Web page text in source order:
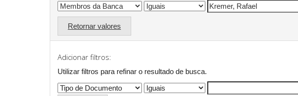
Retornar valores
Adicionar filtros:
Utilizar filtros para refinar o resultado de busca.